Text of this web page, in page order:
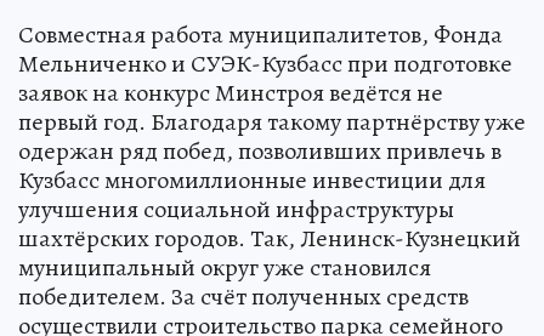
Совместная работа муниципалитетов, Фонда
Мельниченко и СУЭК-Кузбасс при подготовке
заявок на конкурс Минстроя ведётся не
первый год. Благодаря такому партнёрству уже
одержан ряд побед, позволивших привлечь в
Кузбасс многомиллионные инвестиции для
улучшения социальной инфраструктуры
шахтёрских городов. Так, Ленинск-Кузнецкий
муниципальный округ уже становился
победителем. За счёт полученных средств
осуществили строительство парка семейного